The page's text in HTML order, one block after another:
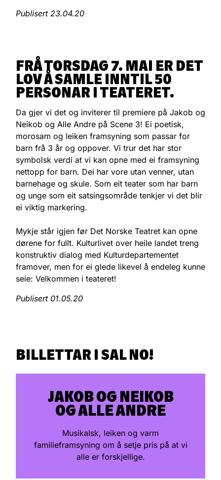
Publisert 23.04.20
FRÅ TORSDAG 7. MAI ER DET
LOV Å SAMLE INNTIL 50
PERSONAR I TEATERET.
Da gjer vi det og inviterer til premiere på Jakob og
Neikob og Alle Andre på Scene 3! Ei poetisk,
morosam og leiken framsyning som passar for
barn frå 3 år og oppover. Vi trur det har stor
symbolsk verdi at vi kan opne med ei framsyning
nettopp for barn. Dei har vore utan venner, utan
barnehage og skule. Som eit teater som har barn
og unge som eit satsingsområde tenkjer vi det blir
ei viktig markering.
Mykje står igjen før Det Norske Teatret kan opne
dørene for fullt. Kulturlivet over heile landet treng
konstruktiv dialog med Kulturdepartementet
framover, men for ei glede likevel å endeleg kunne
seie: Velkommen i teateret!
Publisert 01.05.20
BILLETTAR I SAL NO!
JAKOB OG NEIKOB
OG ALLE ANDRE
Musikalsk, leiken og varm
familieframsyning om å setje pris på at vi
alle er forskjellige.